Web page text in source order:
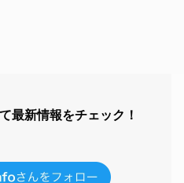
最新情報をチェック！